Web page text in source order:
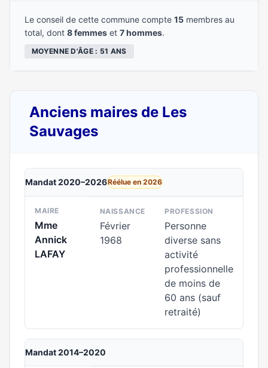
Le conseil de cette commune compte 15 membres au
total, dont 8 femmes et 7 hommes.
MOYENNE D'ÂGE : 51 ANS
Anciens maires de Les
Sauvages
Mandat 2020–2026Réélue en 2026
MAIRE
Mme
Annick
LAFAY
NAISSANCE
Février
1968
PROFESSION
Personne
diverse sans
activité
professionnelle
de moins de
60 ans (sauf
retraité)
Mandat 2014–2020